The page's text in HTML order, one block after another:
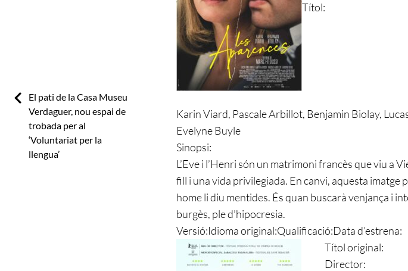
Títol:
Karin Viard, Pascale Arbillot, Benjamin Biolay,
Evelyne Buyle
Sinopsi:
L’Eve i l’Henri són un matrimoni francès que viu a
fill i una vida privilegiada. En canvi, aquesta imatge
home li diu mentides. És quan buscarà venjança i
burgès, ple d’hipocresia.
Versió:Idioma original:Qualificació:Data d’estrena:
Títol original:
Director:
Previous:
El pati de la Casa Museu
Verdaguer, nou espai de
trobada per al
‘Voluntariat per la
llengua’